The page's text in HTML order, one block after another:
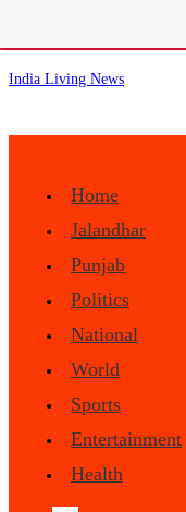
Skip
content
India Living News
Home
Jalandhar
Punjab
Politics
National
World
Sports
Entertainment
Health